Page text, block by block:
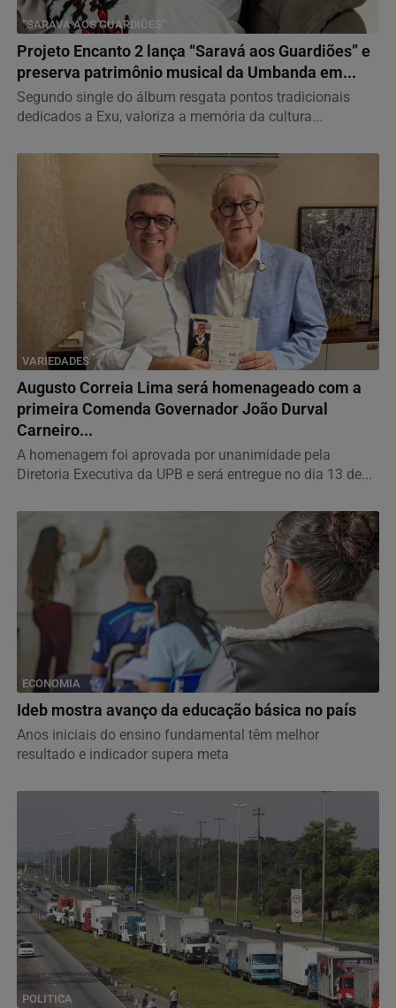
“SARAVÁ AOS GUARDIÕES”
Projeto Encanto 2 lança “Saravá aos Guardiões” e
preserva patrimônio musical da Umbanda em...
Segundo single do álbum resgata pontos tradicionais
dedicados a Exu, valoriza a memória da cultura...
VARIEDADES
Augusto Correia Lima será homenageado com a
primeira Comenda Governador João Durval
Carneiro...
A homenagem foi aprovada por unanimidade pela
Diretoria Executiva da UPB e será entregue no dia 13 de...
ECONOMIA
Ideb mostra avanço da educação básica no país
Anos iniciais do ensino fundamental têm melhor
resultado e indicador supera meta
POLITICA